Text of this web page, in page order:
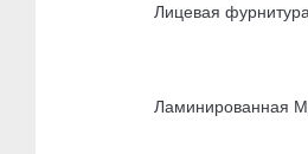
Лицевая фурнитура
Ламинированная